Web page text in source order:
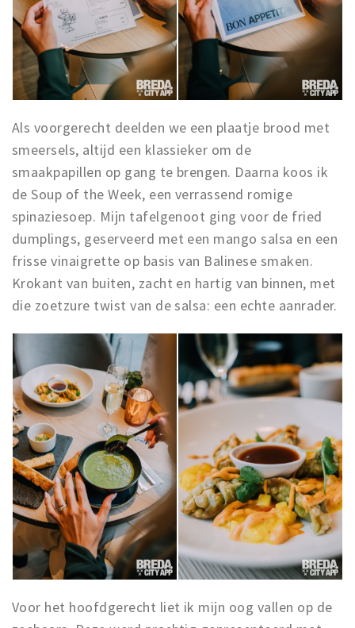
Als voorgerecht deelden we een plaatje brood met
smeersels, altijd een klassieker om de
smaakpapillen op gang te brengen. Daarna koos ik
de Soup of the Week, een verrassend romige
spinaziesoep. Mijn tafelgenoot ging voor de fried
dumplings, geserveerd met een mango salsa en een
frisse vinaigrette op basis van Balinese smaken.
Krokant van buiten, zacht en hartig van binnen, met
die zoetzure twist van de salsa: een echte aanrader.
Voor het hoofdgerecht liet ik mijn oog vallen op de